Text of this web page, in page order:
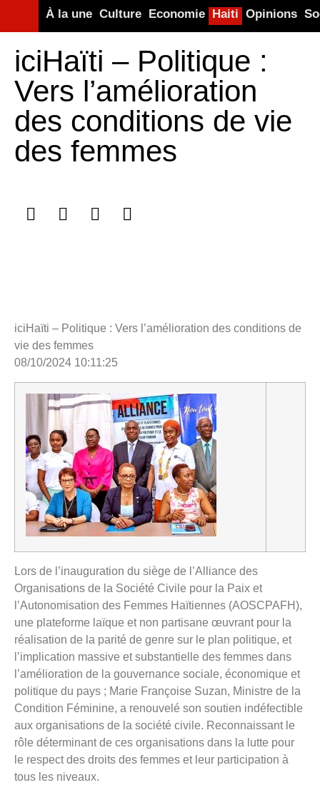
À la une Culture Economie Haiti Opinions
iciHaïti – Politique :
Vers l’amélioration
des conditions de vie
des femmes
iciHaïti – Politique : Vers l’amélioration des conditions de
vie des femmes
08/10/2024 10:11:25
Lors de l’inauguration du siège de l’Alliance des
Organisations de la Société Civile pour la Paix et
l’Autonomisation des Femmes Haïtiennes (AOSCPAFH),
une plateforme laïque et non partisane œuvrant pour la
réalisation de la parité de genre sur le plan politique, et
l’implication massive et substantielle des femmes dans
l’amélioration de la gouvernance sociale, économique et
politique du pays ; Marie Françoise Suzan, Ministre de la
Condition Féminine, a renouvelé son soutien indéfectible
aux organisations de la société civile. Reconnaissant le
rôle déterminant de ces organisations dans la lutte pour
le respect des droits des femmes et leur participation à
tous les niveaux.